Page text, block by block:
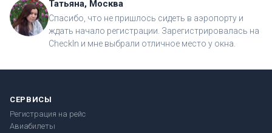
Татьяна, Москва
Спасибо, что не пришлось сидеть в аэропорту и
ждать начало регистрации. Зарегистрировалась на
CheckIn и мне выбрали отличное место у окна.
СЕРВИСЫ
Регистрация на рейс
Авиабилеты